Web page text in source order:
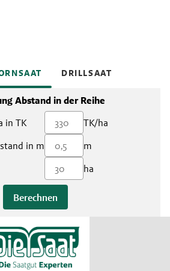
DRILLSAAT
Abstand in der Reihe
in TK
TK/ha
in m
m
ha
Berechnen